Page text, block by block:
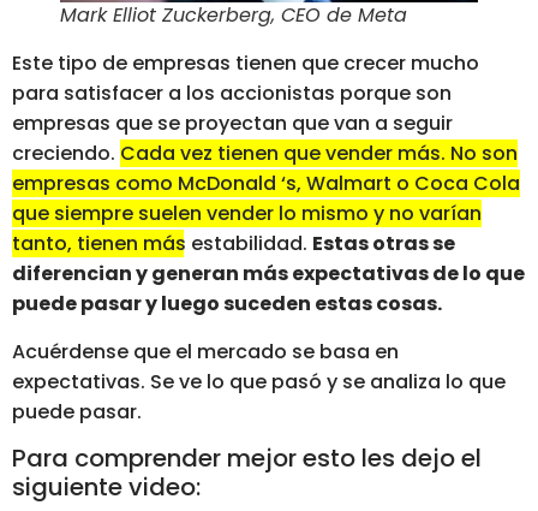
Mark Elliot Zuckerberg, CEO de Meta
Este tipo de empresas tienen que crecer mucho
para satisfacer a los accionistas porque son
empresas que se proyectan que van a seguir
creciendo. Cada vez tienen que vender más. No son
empresas como McDonald ‘s, Walmart o Coca Cola
que siempre suelen vender lo mismo y no varían
tanto, tienen más estabilidad. Estas otras se
diferencian y generan más expectativas de lo que
puede pasar y luego suceden estas cosas.
Acuérdense que el mercado se basa en
expectativas. Se ve lo que pasó y se analiza lo que
puede pasar.
Para comprender mejor esto les dejo el
siguiente video: